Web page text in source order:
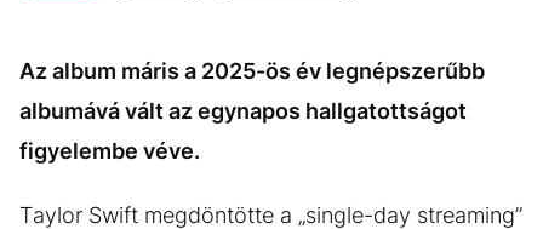
Az album máris a 2025-ös év legnépszerűbb
albumává vált az egynapos hallgatottságot
figyelembe véve.
Taylor Swift megdöntötte a „single-day streaming”